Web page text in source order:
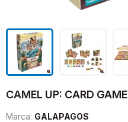
CAMEL UP: CARD GAME
Marca: GALAPAGOS